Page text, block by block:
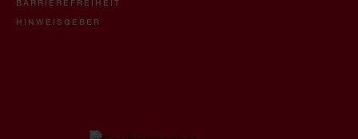
BARRIEREFREIHEIT
HINWEISGEBER